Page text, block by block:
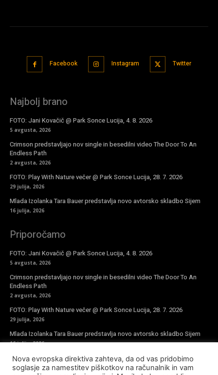
Facebook Instagram Twitter
Najbolj brano
FOTO: Jani Kovačič @ Park Sonce Lucija, 4. 8. 2026
5 avgusta, 2026
Crimson predstavljajo nov single in besedilni video The Door To An
Endless Path
2 avgusta, 2026
FOTO: Play With Nature večer @ Park Sonce Lucija, 28. 7. 2026
29 julija, 2026
Mlada Izolanka Tara Bauer predstavlja novo avtorsko skladbo Sijem
16 julija, 2026
Priporočamo
FOTO: Jani Kovačič @ Park Sonce Lucija, 4. 8. 2026
5 avgusta, 2026
Crimson predstavljajo nov single in besedilni video The Door To An
Endless Path
2 avgusta, 2026
FOTO: Play With Nature večer @ Park Sonce Lucija, 28. 7. 2026
29 julija, 2026
Mlada Izolanka Tara Bauer predstavlja novo avtorsko skladbo Sijem
16 julija, 2026
Vpiši se v novičke
Nova evropska direktiva zahteva, da od vas pridobimo
soglasje za namestitev piškotkov na računalnik in vam